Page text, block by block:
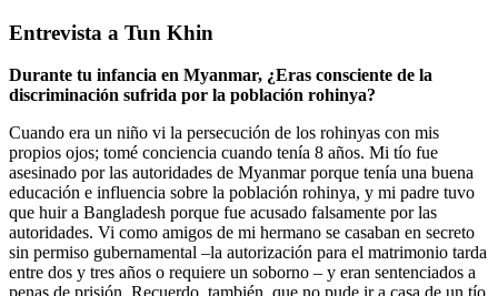
Entrevista a Tun Khin
Durante tu infancia en Myanmar, ¿Eras consciente de la
discriminación sufrida por la población rohinya?
Cuando era un niño vi la persecución de los rohinyas con mis
propios ojos; tomé conciencia cuando tenía 8 años. Mi tío fue
asesinado por las autoridades de Myanmar porque tenía una buena
educación e influencia sobre la población rohinya, y mi padre tuvo
que huir a Bangladesh porque fue acusado falsamente por las
autoridades. Vi como amigos de mi hermano se casaban en secreto
sin permiso gubernamental –la autorización para el matrimonio tarda
entre dos y tres años o requiere un soborno – y eran sentenciados a